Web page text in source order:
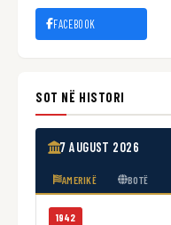
FACEBOOK
SOT NË HISTORI
7 AUGUST 2026
AMERIKË BOTË
1942